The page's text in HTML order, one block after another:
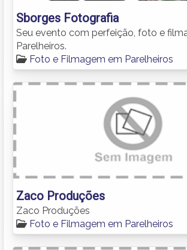
Sborges Fotografia
Seu evento com perfeição, foto e
Parelheiros.
Foto e Filmagem em Parelheiros
Zaco Produções
Zaco Produções
Foto e Filmagem em Parelheiros